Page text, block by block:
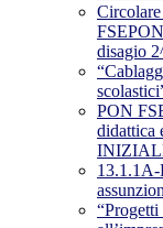
disagio
PON
didattica
“Progetti